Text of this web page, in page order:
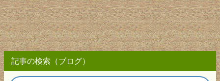
記事の検索（ブログ）